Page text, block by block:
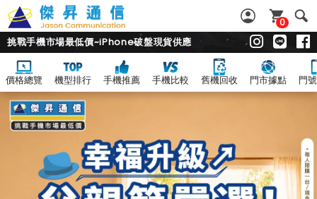
0
挑戰手機市場最低價~iPhone破盤現貨供應
價格總覽 機型排行 手機推薦 手機比較 舊機回收 門市據點 門